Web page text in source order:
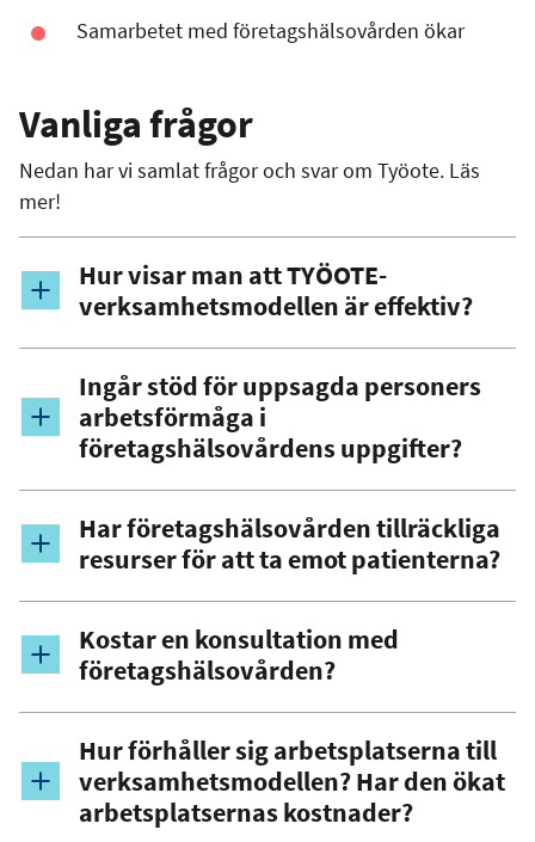
Samarbetet med företagshälsovården ökar
Vanliga frågor
Nedan har vi samlat frågor och svar om Työote. Läs
mer!
Hur visar man att TYÖOTE-
verksamhetsmodellen är effektiv?
Ingår stöd för uppsagda personers
arbetsförmåga i
företagshälsovårdens uppgifter?
Har företagshälsovården tillräckliga
resurser för att ta emot patienterna?
Kostar en konsultation med
företagshälsovården?
Hur förhåller sig arbetsplatserna till
verksamhetsmodellen? Har den ökat
arbetsplatsernas kostnader?